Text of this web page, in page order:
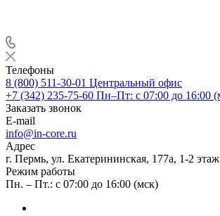
Телефоны
8 (800) 511-30-01 Центральный офис
+7 (342) 235-75-60 Пн–Пт: с 07:00 до 16:00
Заказать звонок
E-mail
info@in-core.ru
Адрес
г. Пермь, ул. ​Екатерининская, 177а, ​1-2 этаж
Режим работы
Пн. – Пт.: с 07:00 до 16:00 (мск)